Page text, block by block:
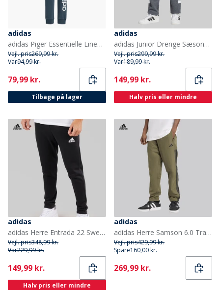
adidas
adidas Piger Essentielle Lineære Logo Bomuldsbukser Arctic Night/Hvid
Vejl. pris269,99 kr.
Var94,99 kr.
Current
79,99 kr.
Tilbage på lager
adidas
adidas Junior Drenge Sæsonens Essentielle Tiberio 3 Striber Joggebukser Drak Grey/Hvid/Wonder Sage
Vejl. pris299,99 kr.
Var189,99 kr.
Current
149,99 kr.
Halv pris eller mindre
adidas
adidas Herre Entrada 22 Sweatpants Sort
Vejl. pris348,99 kr.
Var229,99 kr.
Current
149,99 kr.
Halv pris eller mindre
adidas
adidas Herre Samson 6.0 Track Pants Olive Strata/Sort
Vejl. pris429,99 kr.
Spare160,00 kr.
Current
269,99 kr.